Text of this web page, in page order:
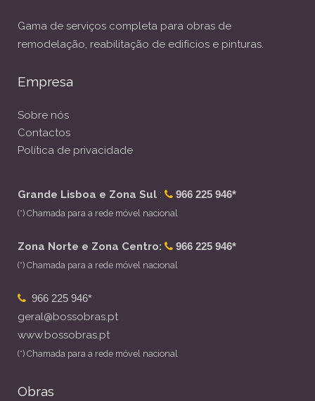
Gama de serviços completa para obras de
remodelação, reabilitação de edifícios e pinturas.
Empresa
Sobre nós
Contactos
Política de privacidade
Grande Lisboa e Zona Sul : 966 225 946*
(*) Chamada para a rede móvel nacional
Zona Norte e Zona Centro: 966 225 946*
(*) Chamada para a rede móvel nacional
966 225 946*
geral@bossobras.pt
www.bossobras.pt
(*) Chamada para a rede móvel nacional
Obras